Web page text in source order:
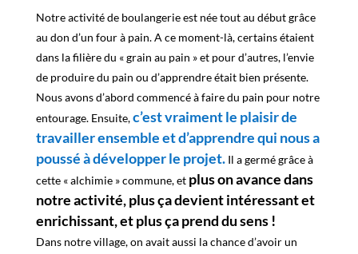
Notre activité de boulangerie est née tout au début grâce
au don d’un four à pain. A ce moment-là, certains étaient
dans la filière du « grain au pain » et pour d’autres, l’envie
de produire du pain ou d’apprendre était bien présente.
Nous avons d’abord commencé à faire du pain pour notre
entourage. Ensuite,c’est vraiment le plaisir de
travailler ensemble et d’apprendre qui nous a
poussé à développer le projet.Il a germé grâce à
cette « alchimie » commune, et plus on avance dans
notre activité, plus ça devient intéressant et
enrichissant, et plus ça prend du sens !
Dans notre village, on avait aussi la chance d’avoir un